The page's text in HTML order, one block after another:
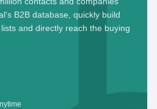
B2B database, quickly build
and directly reach the buying